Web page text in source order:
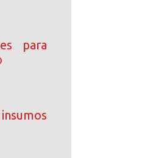
para